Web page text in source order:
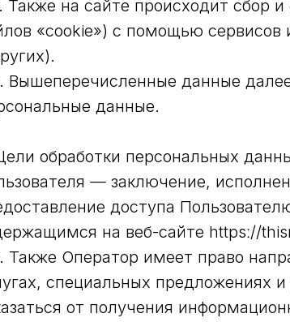
Также на сайте происходит сбор
«cookie») с помощью сервисов
Вышеперечисленные данные
данные.
обработки персональных
— заключение,
доступа
на веб-сайте httpsː//
Также Оператор имеет право
специальных предложениях
от получения